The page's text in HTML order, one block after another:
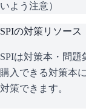
いよう注意）
SPIの対策リソース
SPIは対策本・問
購入できる対策本
対策できます。